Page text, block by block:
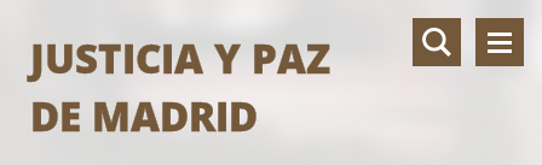
JUSTICIA Y PAZ
DE MADRID